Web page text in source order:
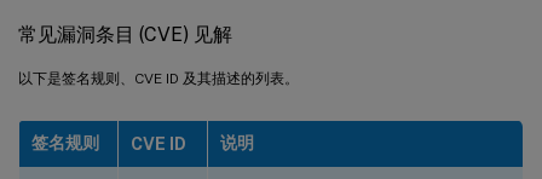
常见漏洞条目 (CVE) 见解
以下是签名规则、CVE ID 及其描述的列表。
签名规则 CVE ID 说明